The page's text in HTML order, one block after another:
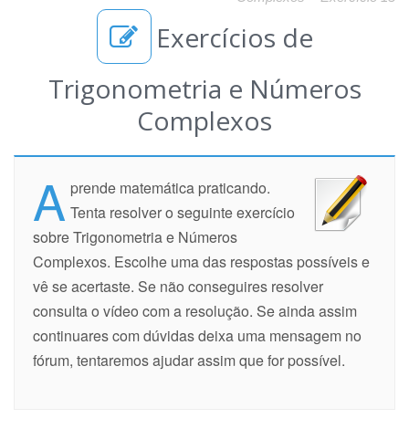
Exercícios de
Trigonometria e Números
Complexos
A prende matemática praticando.
Tenta resolver o seguinte exercício
sobre Trigonometria e Números
Complexos. Escolhe uma das respostas possíveis e
vê se acertaste. Se não conseguires resolver
consulta o vídeo com a resolução. Se ainda assim
continuares com dúvidas deixa uma mensagem no
fórum, tentaremos ajudar assim que for possível.